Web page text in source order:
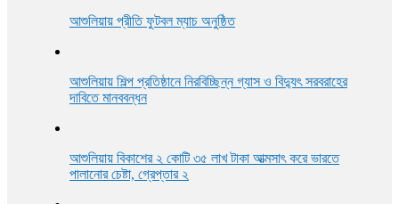
আশুলিয়ায় প্রীতি ফুটবল ম্যাচ অনুষ্ঠিত
আশুলিয়ায় শিল্প প্রতিষ্ঠানে নিরবিচ্ছিন্ন গ্যাস ও বিদ্যুৎ সরবরাহের
দাবিতে মানববন্ধন
আশুলিয়ায় বিকাশের ২ কোটি ৩৫ লাখ টাকা আত্মসাৎ করে ভারতে
পালানোর চেষ্টা, গ্রেপ্তার ২